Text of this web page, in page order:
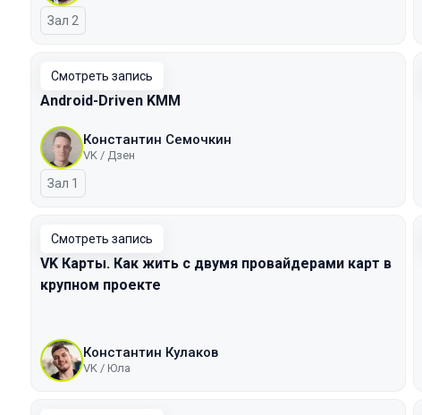
Зал 2
Смотреть запись
Android-Driven KMM
Константин Семочкин
VK / Дзен
Зал 1
Смотреть запись
VK Карты. Как жить с двумя провайдерами карт в
крупном проекте
Константин Кулаков
VK / Юла